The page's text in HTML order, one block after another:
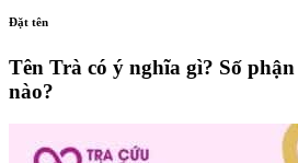
Đặt tên
Tên Trà có ý nghĩa gì? Số
nào?